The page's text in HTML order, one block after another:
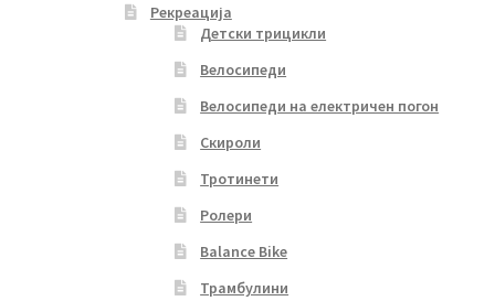
Рекреација
Детски трицикли
Велосипеди
Велосипеди на електричен погон
Скироли
Тротинети
Ролери
Balance Bike
Трамбулини